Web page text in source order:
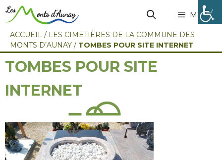
Menu
ACCUEIL / LES CIMETIÈRES DE LA COMMUNE DES
MONTS D’AUNAY / TOMBES POUR SITE INTERNET
TOMBES POUR SITE
INTERNET